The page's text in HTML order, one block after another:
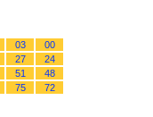
00
03
24
27
48
51
72
75